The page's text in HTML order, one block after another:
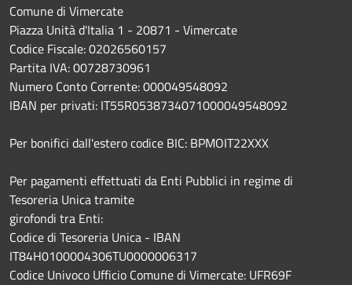
Comune di Vimercate
Piazza Unità d'Italia 1 - 20871 - Vimercate
Codice Fiscale: 02026560157
Partita IVA: 00728730961
Numero Conto Corrente: 000049548092
IBAN per privati: IT55R0538734071000049548092
Per bonifici dall'estero codice BIC: BPMOIT22XXX
Per pagamenti effettuati da Enti Pubblici in regime di
Tesoreria Unica tramite
girofondi tra Enti:
Codice di Tesoreria Unica - IBAN
IT84H0100004306TU0000006317
Codice Univoco Ufficio Comune di Vimercate: UFR69F